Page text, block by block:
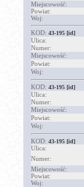
Miejscowość:
Powiat:
Woj:
KOD: 43-195 [id]
Ulica:
Numer:
Miejscowość:
Powiat:
Woj:
KOD: 43-195 [id]
Ulica:
Numer:
Miejscowość:
Powiat:
Woj:
KOD: 43-195 [id]
Ulica:
Numer:
Miejscowość:
Powiat:
Woj: